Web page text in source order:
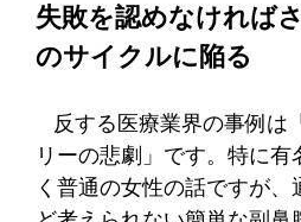
失敗を認めなければ
のサイクルに陥る
反する医療業界の事例は
リーの悲劇」です。特に
く普通の女性の話ですが